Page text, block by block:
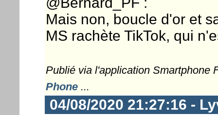
Mais non, boucle d'or et
MS rachète TikTok, qui
Publié via l'application Smartphone
Phone...
04/08/2020 21:27:16 -